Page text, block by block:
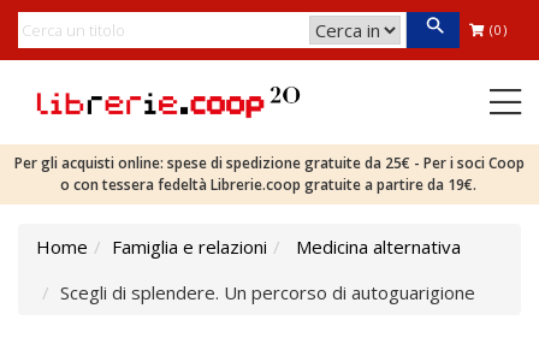
(0)
Per gli acquisti online: spese di spedizione gratuite da 25€ - Per i soci Coop
o con tessera fedeltà Librerie.coop gratuite a partire da 19€.
Home Famiglia e relazioni
Medicina alternativa
Scegli di splendere. Un percorso di autoguarigione